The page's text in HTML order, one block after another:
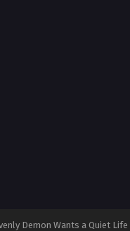
Demon Wants a Quiet